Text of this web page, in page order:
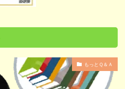
もっとＱ＆Ａ